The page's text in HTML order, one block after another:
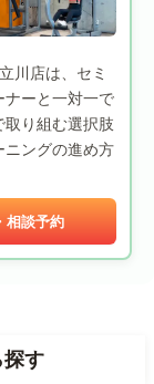
川店は、セミ
ナーと一対一で
り組む選択肢
ニングの進め方
相談予約
す